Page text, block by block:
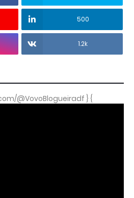
500
1.2k
@VovoBlogueiradf } {